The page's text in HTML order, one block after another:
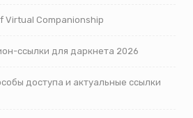
Virtual Companionship
ссылки для даркнета 2026
доступа и актуальные ссылки